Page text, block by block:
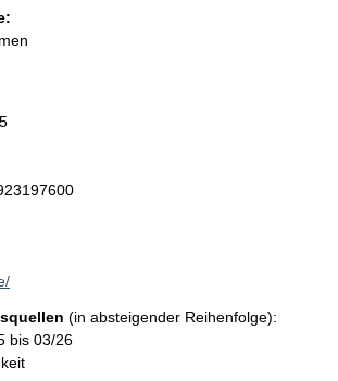
r
(in absteigender Reihenfolge):
bis 03/26